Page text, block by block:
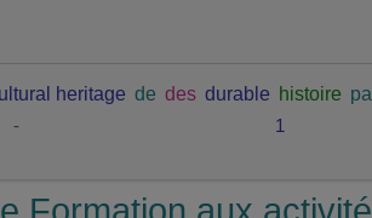
heritage de des durable histoire
- 1
Formation aux